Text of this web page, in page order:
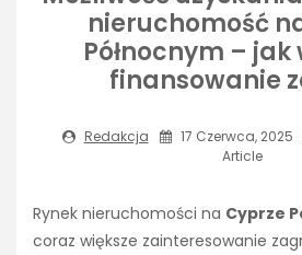
nieruchomość
Północnym –
finansowanie
Redakcja 17 Czerwca, 2025
Article
Rynek nieruchomości na Cyprze
coraz większe zainteresowanie